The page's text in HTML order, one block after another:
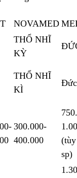
NOVAMED
THỔ NHĨ
KỲ
THỔ NHĨ
KÌ
300.000-
400.000
sp)